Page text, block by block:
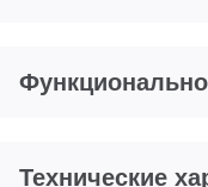
Технические